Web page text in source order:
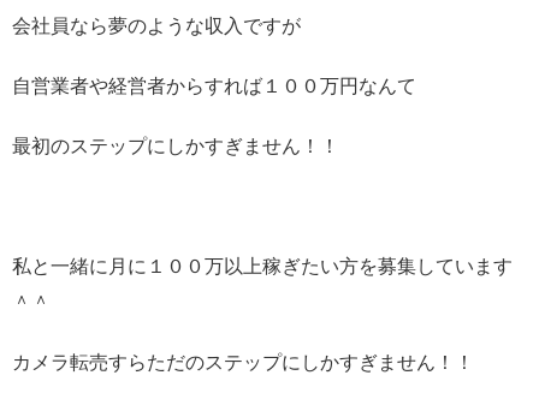
会社員なら夢のような収入ですが
自営業者や経営者からすれば１００万円なんて
最初のステップにしかすぎません！！
私と一緒に月に１００万以上稼ぎたい方を募集しています
＾＾
カメラ転売すらただのステップにしかすぎません！！